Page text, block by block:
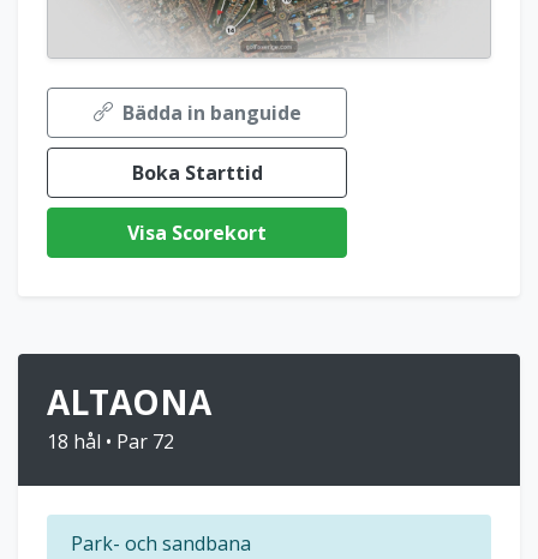
Bädda in banguide
Boka Starttid
Visa Scorekort
ALTAONA
18 hål • Par 72
Park- och sandbana